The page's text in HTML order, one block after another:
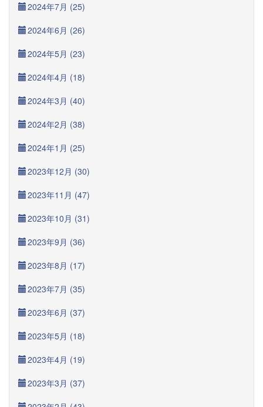
2024年7月 (25)
2024年6月 (26)
2024年5月 (23)
2024年4月 (18)
2024年3月 (40)
2024年2月 (38)
2024年1月 (25)
2023年12月 (30)
2023年11月 (47)
2023年10月 (31)
2023年9月 (36)
2023年8月 (17)
2023年7月 (35)
2023年6月 (37)
2023年5月 (18)
2023年4月 (19)
2023年3月 (37)